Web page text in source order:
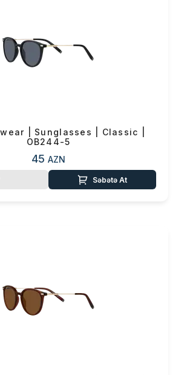
| Sunglasses | Classic |
OB244-5
45 AZN
Səbətə At